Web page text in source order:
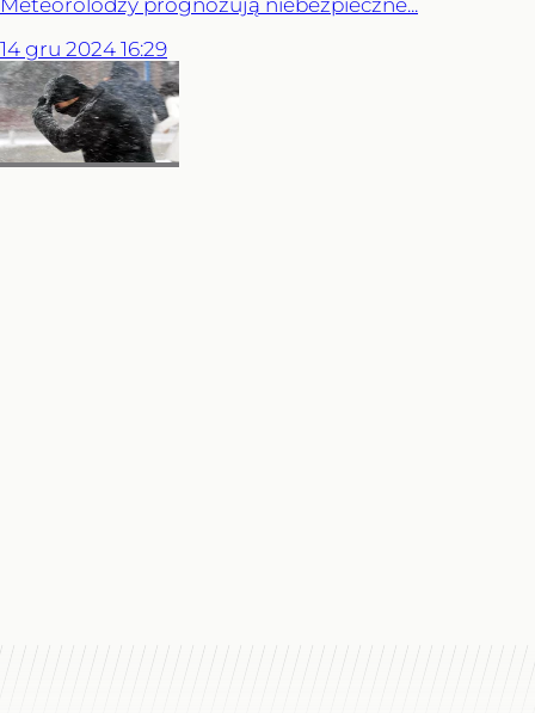
Meteorolodzy prognozują niebezpieczne...
14 gru 2024 16:29